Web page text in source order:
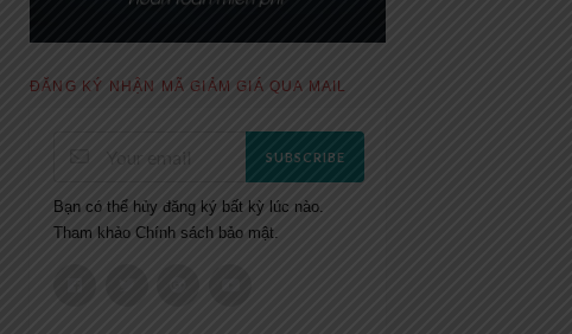
ĐĂNG KÝ NHẬN MÃ GIẢM GIÁ QUA MAIL
SUBSCRIBE
Bạn có thể hủy đăng ký bất kỳ lúc nào.
Tham khảo Chính sách bảo mật.